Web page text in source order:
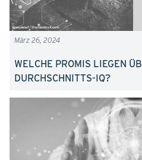
März 26, 2024
WELCHE PROMIS LIEGEN
DURCHSCHNITTS-IQ?